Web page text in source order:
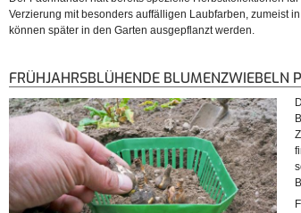
Verzierung mit besonders auffälligen Laubfarben, zumeist
können später in den Garten ausgepflanzt werden.
FRÜHJAHRSBLÜHENDE BLUMENZWIEBELN